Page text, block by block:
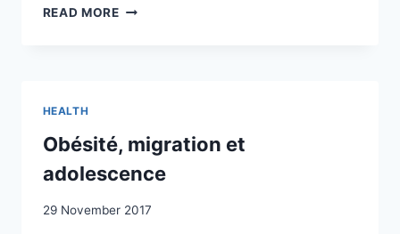
READ MORELE
SANITAIRE
DE
FRONTIÈRE
SUISSE
HEALTH
Obésité, migration et
adolescence
29 November 2017